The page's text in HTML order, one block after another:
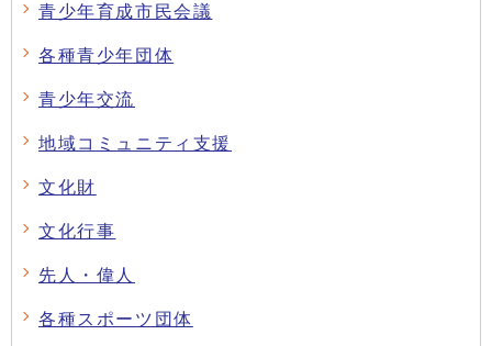
青少年育成市民会議
各種青少年団体
青少年交流
地域コミュニティ支援
文化財
文化行事
先人・偉人
各種スポーツ団体